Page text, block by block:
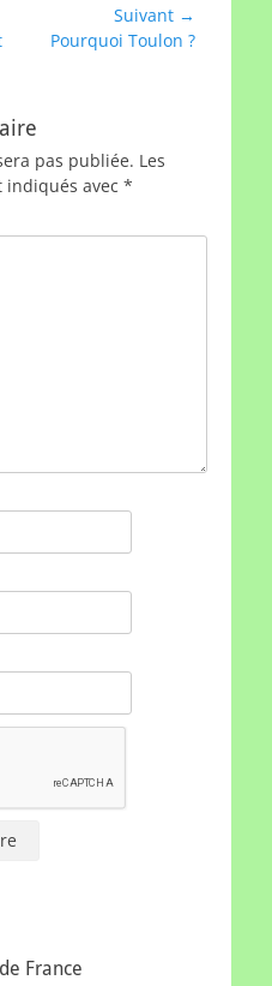
Suivant →
ArticlePourquoi Toulon ?
pas publiée. Les
indiqués avec *
France